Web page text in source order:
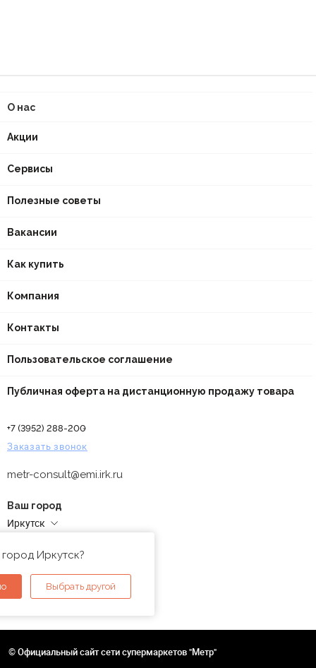
О нас
Акции
Сервисы
Полезные советы
Вакансии
Как купить
Компания
Контакты
Пользовательское соглашение
Публичная оферта на дистанционную продажу товара
+7 (3952) 288-200
Заказать звонок
metr-consult@emi.irk.ru
Ваш город
Иркутск
Иркутск?
Выбрать другой
© Официальный сайт сети супермаркетов "Метр"